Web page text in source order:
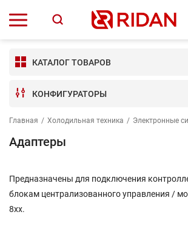
КАТАЛОГ ТОВАРОВ
КОНФИГУРАТОРЫ
Главная / Холодильная техника / Электронные
Адаптеры
Предназначены для подключения
блокам централизованного управления /
8xx.